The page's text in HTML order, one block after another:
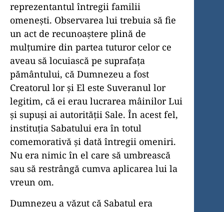
reprezentantul întregii familii
omenești. Observarea lui trebuia să fie
un act de recunoaștere plină de
mulțumire din partea tuturor celor ce
aveau să locuiască pe suprafața
pământului, că Dumnezeu a fost
Creatorul lor și El este Suveranul lor
legitim, că ei erau lucrarea mâinilor Lui
și supuși ai autorității Sale. În acest fel,
instituția Sabatului era în totul
comemorativă și dată întregii omeniri.
Nu era nimic în el care să umbrească
sau să restrângă cumva aplicarea lui la
vreun om.
Dumnezeu a văzut că Sabatul era